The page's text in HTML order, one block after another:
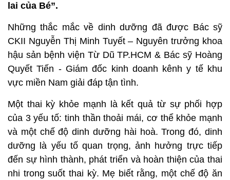
lai của Bé”.
Những thắc mắc về dinh dưỡng đã được Bác sỹ
CKII Nguyễn Thị Minh Tuyết – Nguyên trưởng khoa
hậu sản bệnh viện Từ Dũ TP.HCM & Bác sỹ Hoàng
Quyết Tiến - Giám đốc kinh doanh kênh y tế khu
vực miền Nam giải đáp tận tình.
Một thai kỳ khỏe mạnh là kết quả từ sự phối hợp
của 3 yếu tố: tinh thần thoải mái, cơ thể khỏe mạnh
và một chế độ dinh dưỡng hài hoà. Trong đó, dinh
dưỡng là yếu tố quan trọng, ảnh hưởng trực tiếp
đến sự hình thành, phát triển và hoàn thiện của thai
nhi trong suốt thai kỳ. Mẹ biết rằng, một chế độ ăn